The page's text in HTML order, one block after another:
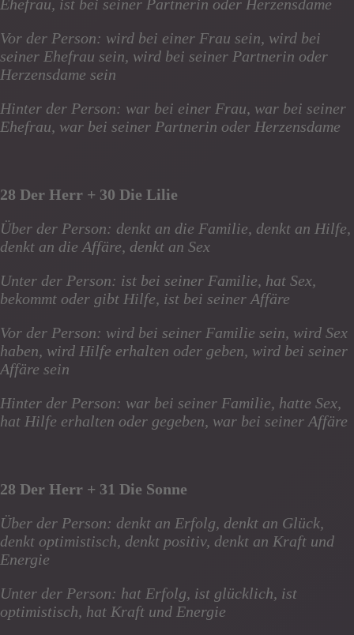
Ehefrau, ist bei seiner Partnerin oder Herzensdame
Vor der Person: wird bei einer Frau sein, wird bei
seiner Ehefrau sein, wird bei seiner Partnerin oder
Herzensdame sein
Hinter der Person: war bei einer Frau, war bei seiner
Ehefrau, war bei seiner Partnerin oder Herzensdame
28 Der Herr + 30 Die Lilie
Über der Person: denkt an die Familie, denkt an Hilfe,
denkt an die Affäre, denkt an Sex
Unter der Person: ist bei seiner Familie, hat Sex,
bekommt oder gibt Hilfe, ist bei seiner Affäre
Vor der Person: wird bei seiner Familie sein, wird Sex
haben, wird Hilfe erhalten oder geben, wird bei seiner
Affäre sein
Hinter der Person: war bei seiner Familie, hatte Sex,
hat Hilfe erhalten oder gegeben, war bei seiner Affäre
28 Der Herr + 31 Die Sonne
Über der Person: denkt an Erfolg, denkt an Glück,
denkt optimistisch, denkt positiv, denkt an Kraft und
Energie
Unter der Person: hat Erfolg, ist glücklich, ist
optimistisch, hat Kraft und Energie